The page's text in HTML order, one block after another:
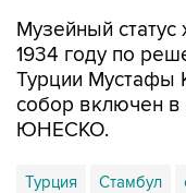
Турции Мустафы
собор включен в
ЮНЕСКО.
Турция Стамбул
Реджеп Тайип